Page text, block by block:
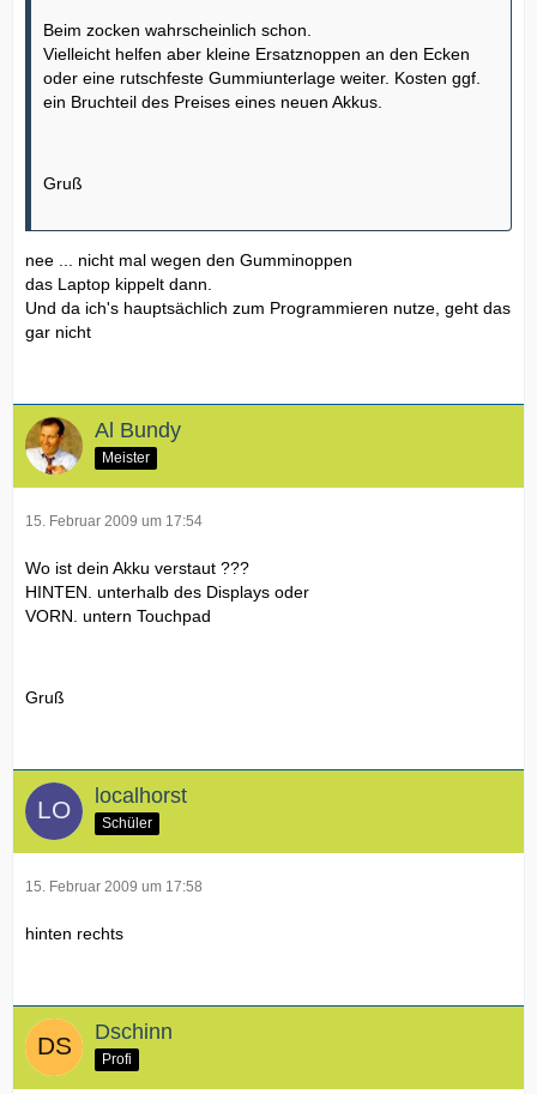
Beim zocken wahrscheinlich schon.
Vielleicht helfen aber kleine Ersatznoppen an den Ecken
oder eine rutschfeste Gummiunterlage weiter. Kosten ggf.
ein Bruchteil des Preises eines neuen Akkus.
Gruß
nee ... nicht mal wegen den Gumminoppen
das Laptop kippelt dann.
Und da ich's hauptsächlich zum Programmieren nutze, geht das
gar nicht
Al Bundy
Meister
15. Februar 2009 um 17:54
Wo ist dein Akku verstaut ???
HINTEN. unterhalb des Displays oder
VORN. untern Touchpad
Gruß
localhorst
Schüler
15. Februar 2009 um 17:58
hinten rechts
Dschinn
Profi